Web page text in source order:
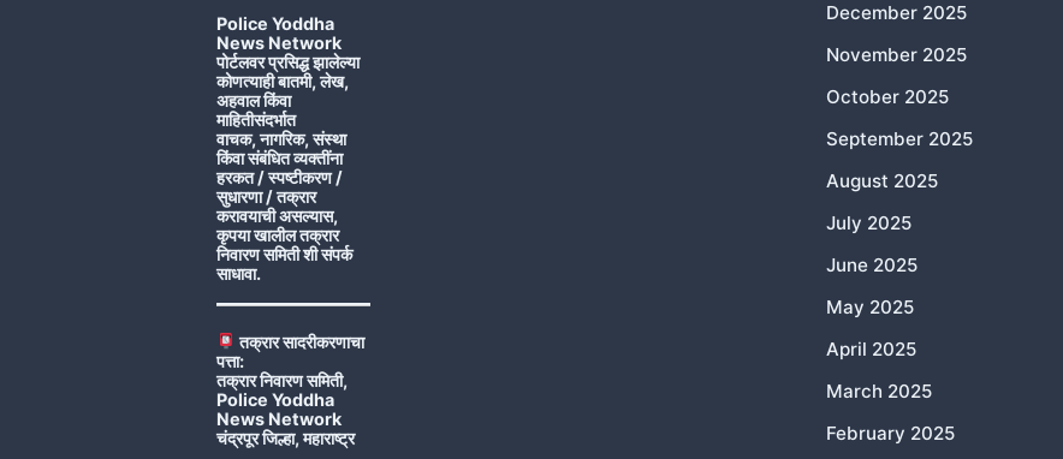
Police Yoddha
News Network
पोर्टलवर प्रसिद्ध झालेल्या
कोणत्याही बातमी, लेख,
अहवाल किंवा
माहितीसंदर्भात
वाचक, नागरिक, संस्था
किंवा संबंधित व्यक्तींना
हरकत / स्पष्टीकरण /
सुधारणा / तक्रार
करावयाची असल्यास,
कृपया खालील तक्रार
निवारण समिती शी संपर्क
साधावा.
तक्रार सादरीकरणाचा
पत्ता:
तक्रार निवारण समिती,
Police Yoddha
News Network
चंद्रपूर जिल्हा, महाराष्ट्र
December 2025
November 2025
October 2025
September 2025
August 2025
July 2025
June 2025
May 2025
April 2025
March 2025
February 2025